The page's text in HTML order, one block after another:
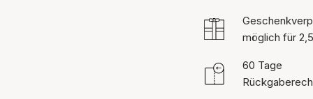
möglich für
60 Tage